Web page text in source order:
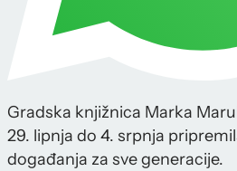
Gradska knjižnica Marka
29. lipnja do 4. srpnja
događanja za sve generacije.